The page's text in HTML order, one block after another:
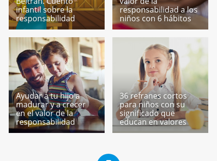
infantil sobre la
responsabilidad
responsabilidad a los
niños con 6 hábitos
Ayudar a tu hijo a
madurar y a crecer
en el valor de la
responsabilidad
36 refranes cortos
para niños con su
significado que
educan en valores